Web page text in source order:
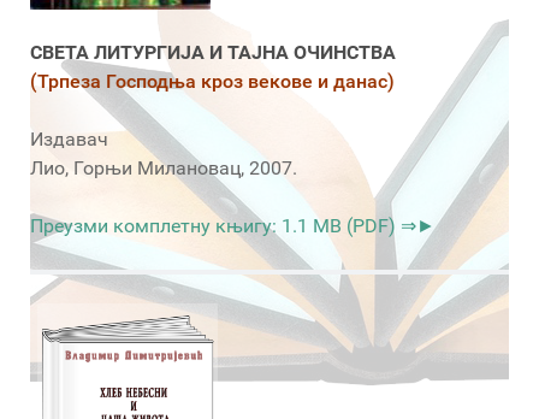
СВЕТА ЛИТУРГИЈА И ТАЈНА ОЧИНСТВА
(Трпеза Господња кроз векове и данас)
Издавач
Лио, Горњи Милановац, 2007.
Преузми комплетну књигу: 1.1 MB (PDF) ⇒►